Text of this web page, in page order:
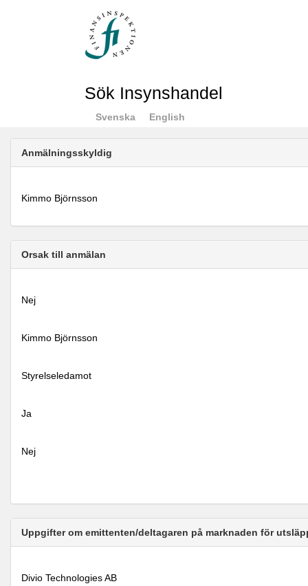
Sök Insynshandel
Svenska English
Anmälningsskyldig
Kimmo Björnsson
Orsak till anmälan
Nej
Kimmo Björnsson
Styrelseledamot
Ja
Nej
Uppgifter om emittenten/deltagaren på marknaden för
Divio Technologies AB